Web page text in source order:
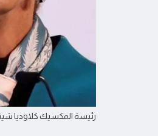
رئيسة المكسيك كلاوديا